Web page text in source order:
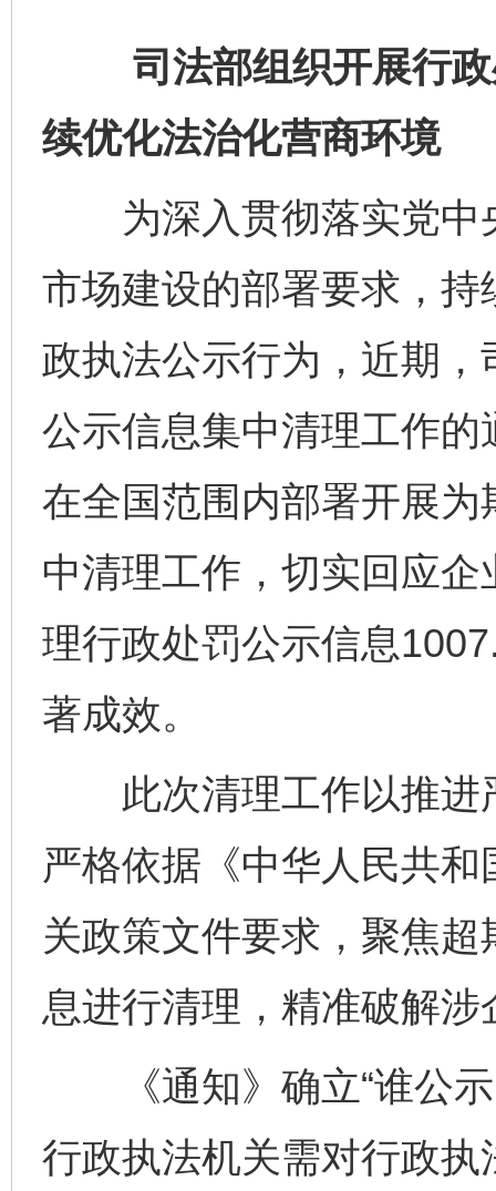
司法部组织开展行政
续优化法治化营商环境
为深入贯彻落实党中
市场建设的部署要求，
政执法公示行为，近期
公示信息集中清理工作
在全国范围内部署开展
中清理工作，切实回应
理行政处罚公示信息
著成效。
此次清理工作以推进
严格依据《中华人民共
关政策文件要求，聚焦
息进行清理，精准破解
《通知》确立“谁公示
行政执法机关需对行政